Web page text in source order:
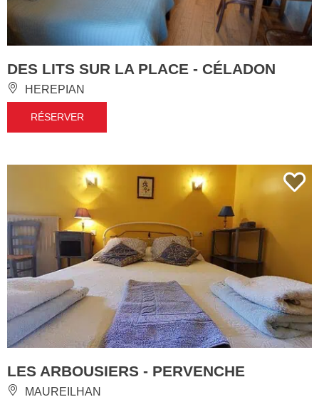
DES LITS SUR LA PLACE - CÉLADON
HEREPIAN
RÉSERVER
LES ARBOUSIERS - PERVENCHE
MAUREILHAN